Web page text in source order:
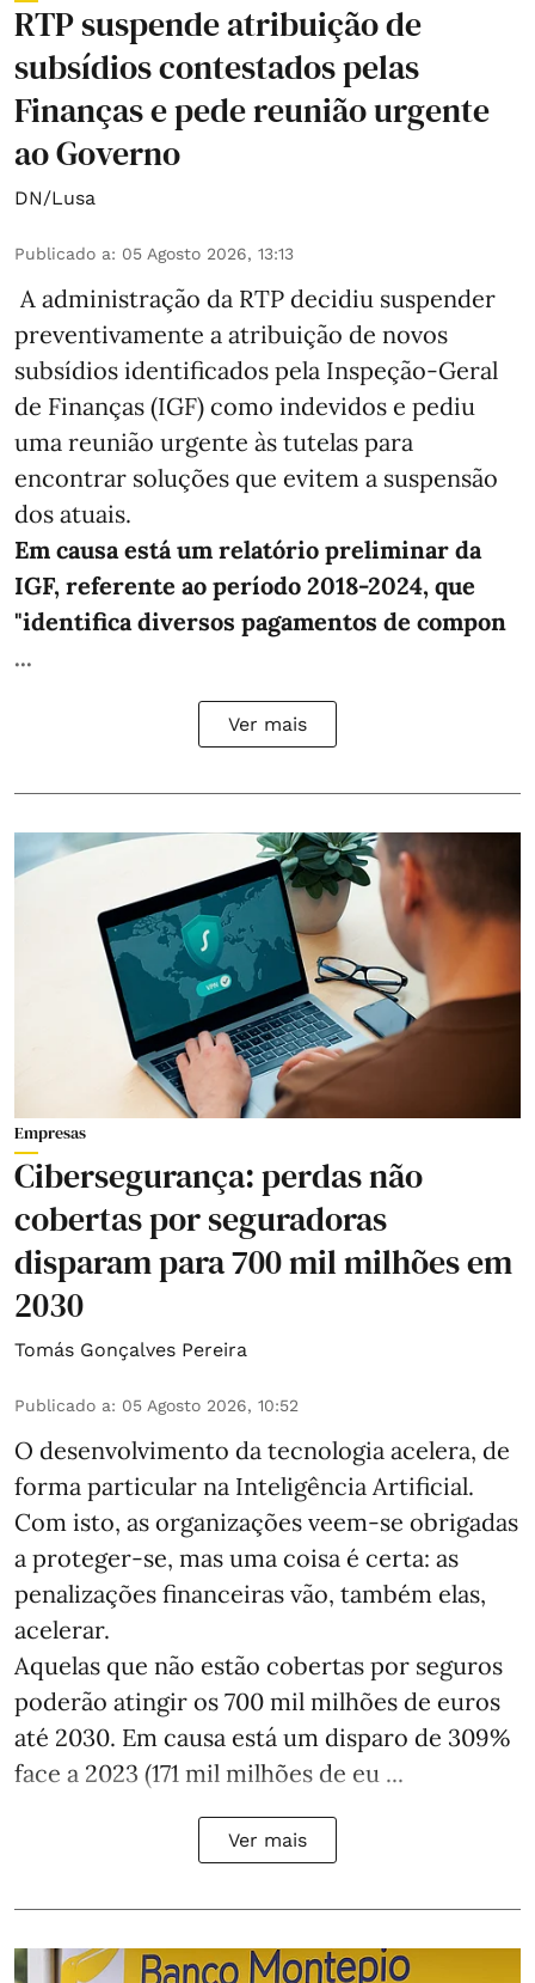
RTP suspende atribuição de
subsídios contestados pelas
Finanças e pede reunião urgente
ao Governo
DN/Lusa
Publicado a: 05 Agosto 2026, 13:13
A administração da RTP decidiu suspender
preventivamente a atribuição de novos
subsídios identificados pela Inspeção-Geral
de Finanças (IGF) como indevidos e pediu
uma reunião urgente às tutelas para
encontrar soluções que evitem a suspensão
dos atuais.
Em causa está um relatório preliminar da
IGF, referente ao período 2018-2024, que
"identifica diversos pagamentos de compon
...
Ver mais
Empresas
Cibersegurança: perdas não
cobertas por seguradoras
disparam para 700 mil milhões em
2030
Tomás Gonçalves Pereira
Publicado a: 05 Agosto 2026, 10:52
O desenvolvimento da tecnologia acelera, de
forma particular na Inteligência Artificial.
Com isto, as organizações veem-se obrigadas
a proteger-se, mas uma coisa é certa: as
penalizações financeiras vão, também elas,
acelerar.
Aquelas que não estão cobertas por seguros
poderão atingir os 700 mil milhões de euros
até 2030. Em causa está um disparo de 309%
face a 2023 (171 mil milhões de eu ...
Ver mais